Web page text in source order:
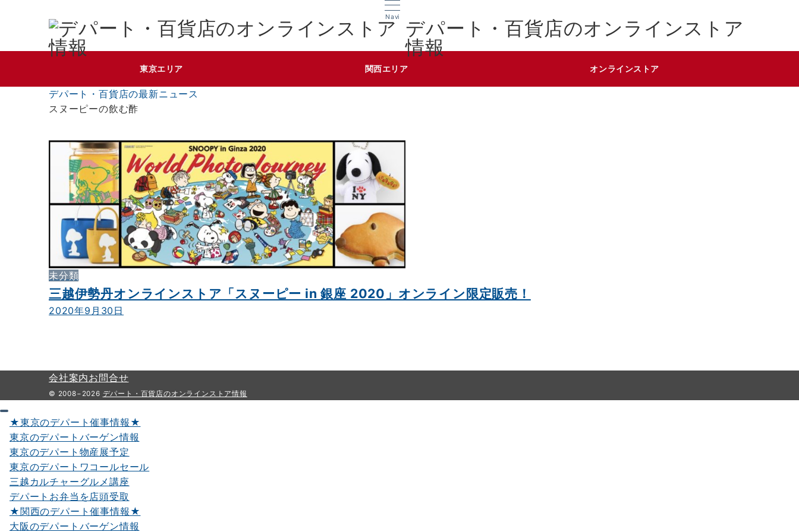
Navi
デパート・百貨店のオンラインストア
情報
東京エリア 関西エリア オンラインストア
デパート・百貨店の最新ニュース
スヌーピーの飲む酢
未分類
三越伊勢丹オンラインストア「スヌーピー in 銀座 2020」オンライン限定販売！
2020年9月30日
会社案内お問合せ
© 2008−2026 デパート・百貨店のオンラインストア情報
★東京のデパート催事情報★
東京のデパートバーゲン情報
東京のデパート物産展予定
東京のデパートワコールセール
三越カルチャーグルメ講座
デパートお弁当を店頭受取
★関西のデパート催事情報★
大阪のデパートバーゲン情報